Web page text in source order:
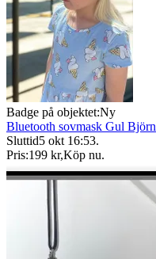
Badge på objektet:Ny
Bluetooth sovmask Gul Björn
Sluttid5 okt 16:53.
Pris:199 kr,Köp nu.